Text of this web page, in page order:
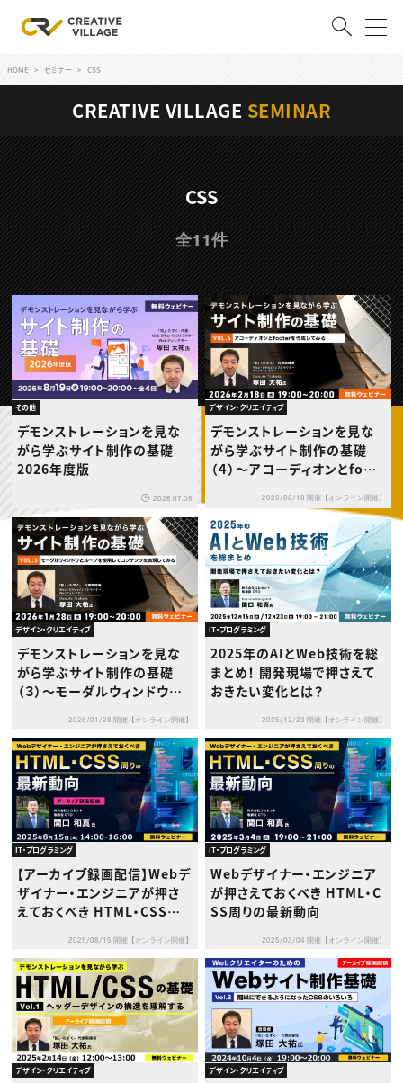
ACCOUNT
ログイン 会員登録
RECRUIT
クリエイター求人を探す
CREATIVE JOB求人検索
特集求人
採用説明会
転職支援サービス
CONTENTS
スキルアップしたい！
スキルアップしたい！ トップ
デザイン
プログラミング
動画配信・映像制作
編集・ライティング
マーケティング
ディレクション
業界解説・キャリア事情
お役立ち基礎知識
TOP Creator’s コラム
TOP Creator’s コラム トップ
Webクリエイター
アプリクリエイター
ゲームクリエイター
映像クリエイター
マーケッター
クリエイターインタビュー
C＆R Magazine
セミナー
ニュース・トレンド
ニュース・トレンド トップ
Web
映像
ゲーム・エンタメ
広告
出版
CREATIVE VILLAGEからのお知らせ
プロフェッショナル×つながる×メディア
HOME セミナー CSS
CREATIVE VILLAGE SEMINAR
CSS
全11件
その他
デモンストレーションを見な
がら学ぶサイト制作の基礎
2026年度版
2026.07.08
デザイン・クリエイティブ
デモンストレーションを見な
がら学ぶサイト制作の基礎
（４）〜アコーディオンとfoot
2026/02/18 開催【オンライン開催】
デザイン・クリエイティブ
デモンストレーションを見な
がら学ぶサイト制作の基礎
（３）〜モーダルウィンドウと
を表現してみる〜
2026/01/28 開催【オンライン開催】
IT・プログラミング
2025年のAIとWeb技術を総
まとめ！ 開発現場で押さえて
おきたい変化とは？
2025/12/23 開催【オンライン開催】
IT・プログラミング
【アーカイブ録画配信】Webデ
ザイナー・エンジニアが押さ
えておくべき HTML・CSS周り
2025/08/15 開催【オンライン開催】
IT・プログラミング
Webデザイナー・エンジニア
が押さえておくべき HTML・C
SS周りの最新動向
2025/03/04 開催【オンライン開催】
デザイン・クリエイティブ デザイン・クリエイティブ